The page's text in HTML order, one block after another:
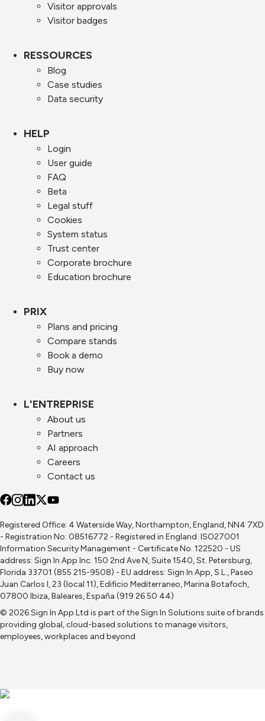
Visitor approvals
Visitor badges
RESSOURCES
Blog
Case studies
Data security
HELP
Login
User guide
FAQ
Beta
Legal stuff
Cookies
System status
Trust center
Corporate brochure
Education brochure
PRIX
Plans and pricing
Compare stands
Book a demo
Buy now
L'ENTREPRISE
About us
Partners
AI approach
Careers
Contact us
Registered Office: 4 Waterside Way, Northampton, England, NN4 7XD
- Registration No: 08516772 - Registered in England. ISO27001
Information Security Management - Certificate No. 122520 - US
address: Sign In App Inc. 150 2nd Ave N, Suite 1540, St. Petersburg,
Florida 33701 (855 215-9508) - EU address: Sign In App, S.L., Paseo
Juan Carlos I, 23 (local 11), Edificio Mediterraneo, Marina Botafoch,
07800 Ibiza, Baleares, España (919 26 50 44)
© 2026 Sign In App Ltd is part of theSign In Solutions suite of brands
providing global, cloud-based solutions to manage visitors,
employees, workplaces and beyond